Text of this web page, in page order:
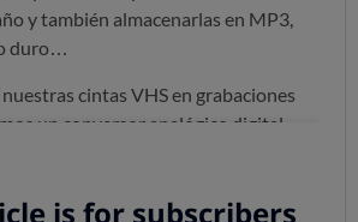
y también almacenarlas en MP3,
duro…
cintas VHS en grabaciones
un conversor analógico digital